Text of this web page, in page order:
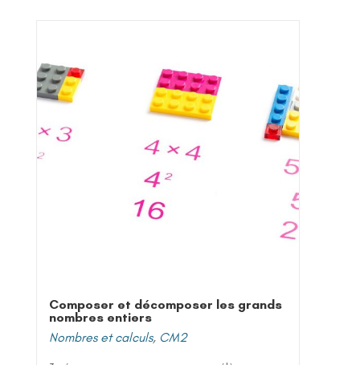
Composer et décomposer les grands
nombres entiers
Nombres et calculs, CM2